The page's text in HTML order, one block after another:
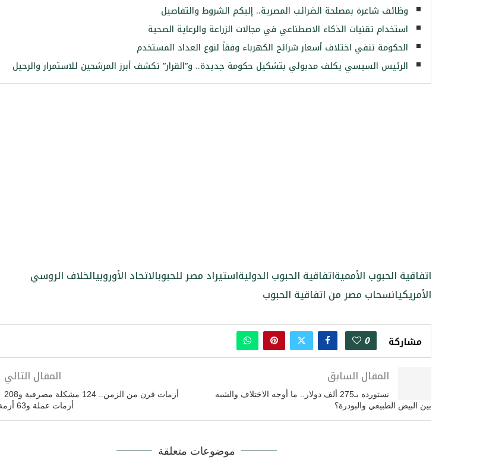
وظائف شاغرة بمصلحة الضرائب المصرية.. إليكم الشروط والتفاصيل
استخدام تقنيات الذكاء الاصطناعي في مجالات الزراعة والرعاية الصحية
الحكومة تنفي اختلاف أسعار شرائح الكهرباء وفقاً لنوع العداد المستخدم
الرئيس السيسي يكلف مدبولي بتشكيل حكومة جديدة.. و”القرار” تكشف أبرز المرشحين للاستمرار والرحيل
اتفاقية الحبوب الأمميةاتفاقية الحبوب الدوليةاستيراد مصر للحبوبالاتحاد الأوروبيالخلاف الروسي
الأمريكيانسحاب مصر من اتفاقية الحبوب
مشاركة 0
المقال السابق
نستورده بـ275 ألف دولار.. ما أوجه الاختلاف والشبه
بين البيض الطبيعي والبودرة؟
المقال التالي
أزمات قرن من الزمن.. 124 مشكلة مصرفية و208
أزمات عملة و63 أزمة دين عالميًا
موضوعات متعلقة